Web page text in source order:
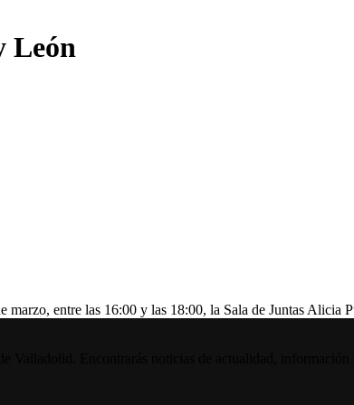
León
entre las 16:00 y las 18:00, la Sala de Juntas Alicia